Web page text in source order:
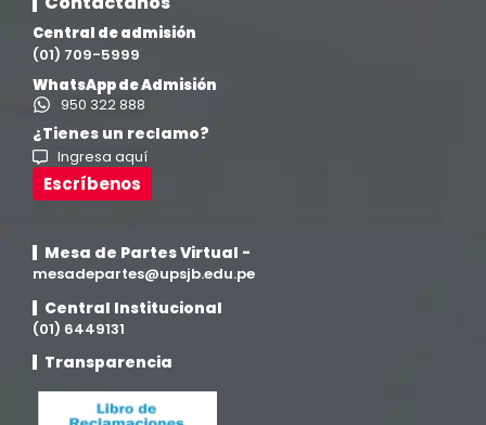
Central de admisión
(01) 709-5999
WhatsApp de Admisión
950 322 888
¿Tienes un reclamo?
Ingresa aquí
Escríbenos
Mesa de Partes Virtual -
mesadepartes@upsjb.edu.pe
Central Institucional
(01) 6449131
Transparencia